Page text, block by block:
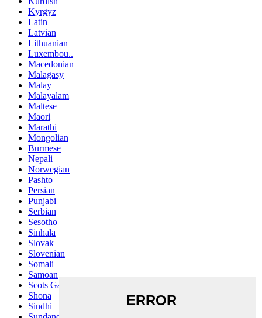
Kyrgyz
Latin
Latvian
Lithuanian
Luxembou..
Macedonian
Malagasy
Malay
Malayalam
Maltese
Maori
Marathi
Mongolian
Burmese
Nepali
Norwegian
Pashto
Persian
Punjabi
Serbian
Sesotho
Sinhala
Slovak
Slovenian
Somali
Samoan
Scots Gaelic
Shona
Sindhi